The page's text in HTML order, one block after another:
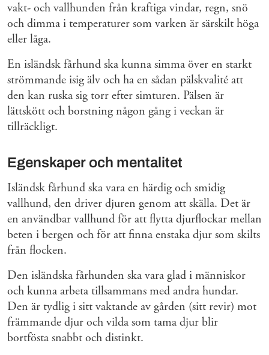
vakt- och vallhunden från kraftiga vindar, regn, snö
och dimma i temperaturer som varken är särskilt höga
eller låga.
En isländsk fårhund ska kunna simma över en starkt
strömmande isig älv och ha en sådan pälskvalité att
den kan ruska sig torr efter simturen. Pälsen är
lättskött och borstning någon gång i veckan är
tillräckligt.
Egenskaper och mentalitet
Isländsk fårhund ska vara en härdig och smidig
vallhund, den driver djuren genom att skälla. Det är
en användbar vallhund för att flytta djurflockar mellan
beten i bergen och för att finna enstaka djur som skilts
från flocken.
Den isländska fårhunden ska vara glad i människor
och kunna arbeta tillsammans med andra hundar.
Den är tydlig i sitt vaktande av gården (sitt revir) mot
främmande djur och vilda som tama djur blir
bortfösta snabbt och distinkt.